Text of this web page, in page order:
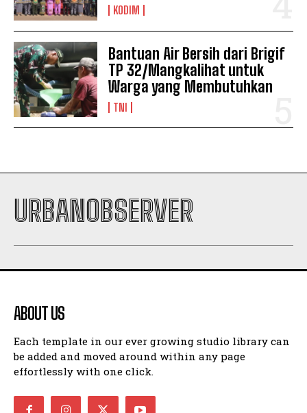
KODIM
Bantuan Air Bersih dari Brigif
TP 32/Mangkalihat untuk
Warga yang Membutuhkan
TNI
URBANOBSERVER
ABOUT US
Each template in our ever growing studio library can
be added and moved around within any page
effortlessly with one click.